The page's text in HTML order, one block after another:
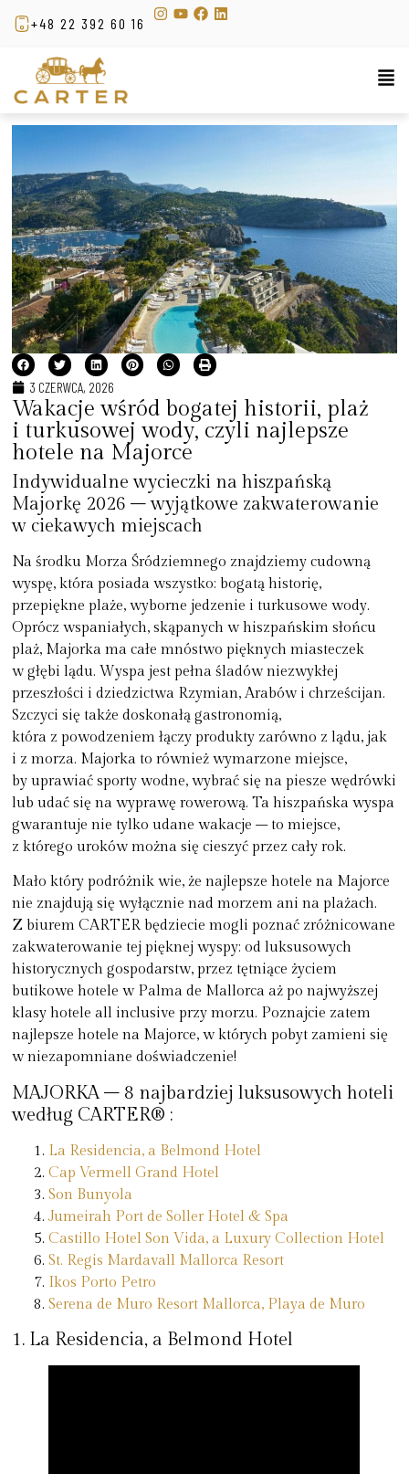
+48 22 392 60 16
3 CZERWCA, 2026
Wakacje wśród bogatej historii, plaż
i turkusowej wody, czyli najlepsze
hotele na Majorce
Indywidualne wycieczki na hiszpańską
Majorkę 2026 – wyjątkowe zakwaterowanie
w ciekawych miejscach
Na środku Morza Śródziemnego znajdziemy cudowną
wyspę, która posiada wszystko: bogatą historię,
przepiękne plaże, wyborne jedzenie i turkusowe wody.
Oprócz wspaniałych, skąpanych w hiszpańskim słońcu
plaż, Majorka ma całe mnóstwo pięknych miasteczek
w głębi lądu. Wyspa jest pełna śladów niezwykłej
przeszłości i dziedzictwa Rzymian, Arabów i chrześcijan.
Szczyci się także doskonałą gastronomią,
która z powodzeniem łączy produkty zarówno z lądu, jak
i z morza. Majorka to również wymarzone miejsce,
by uprawiać sporty wodne, wybrać się na piesze wędrówki
lub udać się na wyprawę rowerową. Ta hiszpańska wyspa
gwarantuje nie tylko udane wakacje – to miejsce,
z którego uroków można się cieszyć przez cały rok.
Mało który podróżnik wie, że najlepsze hotele na Majorce
nie znajdują się wyłącznie nad morzem ani na plażach.
Z biurem CARTER będziecie mogli poznać zróżnicowane
zakwaterowanie tej pięknej wyspy: od luksusowych
historycznych gospodarstw, przez tętniące życiem
butikowe hotele w Palma de Mallorca aż po najwyższej
klasy hotele all inclusive przy morzu. Poznajcie zatem
najlepsze hotele na Majorce, w których pobyt zamieni się
w niezapomniane doświadczenie!
MAJORKA – 8 najbardziej luksusowych hoteli
według CARTER® :
La Residencia, a Belmond Hotel
Cap Vermell Grand Hotel
Son Bunyola
Jumeirah Port de Soller Hotel & Spa
Castillo Hotel Son Vida, a Luxury Collection Hotel
St. Regis Mardavall Mallorca Resort
Ikos Porto Petro
Serena de Muro Resort Mallorca, Playa de Muro
1. La Residencia, a Belmond Hotel